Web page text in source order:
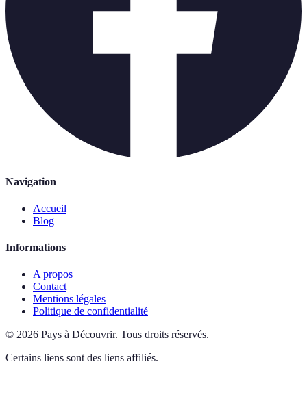
Navigation
Accueil
Blog
Informations
A propos
Contact
Mentions légales
Politique de confidentialité
© 2026 Pays à Découvrir. Tous droits réservés.
Certains liens sont des liens affiliés.